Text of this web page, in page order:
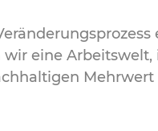
eine Arbeitswelt,